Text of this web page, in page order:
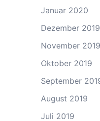
Januar 2020
Dezember 2019
November 2019
Oktober 2019
September
August 2019
Juli 2019